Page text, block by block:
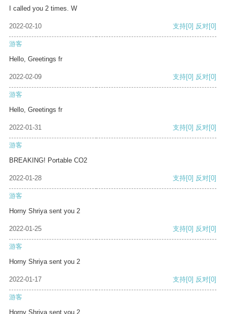
I called you 2 times. W
2022-02-10 支持[0] 反对[0]
游客
Hello, Greetings fr
2022-02-09 支持[0] 反对[0]
游客
Hello, Greetings fr
2022-01-31 支持[0] 反对[0]
游客
BREAKING! Portable CO2
2022-01-28 支持[0] 反对[0]
游客
Horny Shriya sent you 2
2022-01-25 支持[0] 反对[0]
游客
Horny Shriya sent you 2
2022-01-17 支持[0] 反对[0]
游客
Horny Shriya sent you 2